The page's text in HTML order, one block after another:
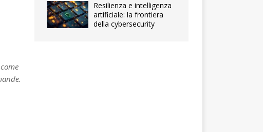
Resilienza e intelligenza
artificiale: la frontiera
della cybersecurity